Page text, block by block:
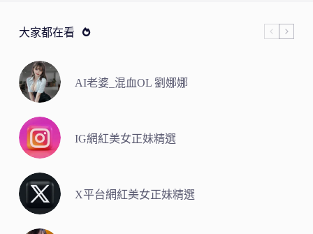
大家都在看
AI老婆_混血OL 劉娜娜
IG網紅美女正妹精選
X平台網紅美女正妹精選